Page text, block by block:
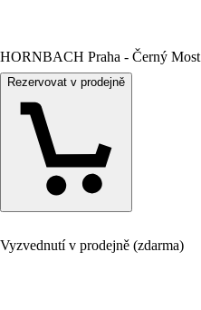
HORNBACH Praha - Černý Most
Rezervovat v prodejně
Vyzvednutí v prodejně (zdarma)